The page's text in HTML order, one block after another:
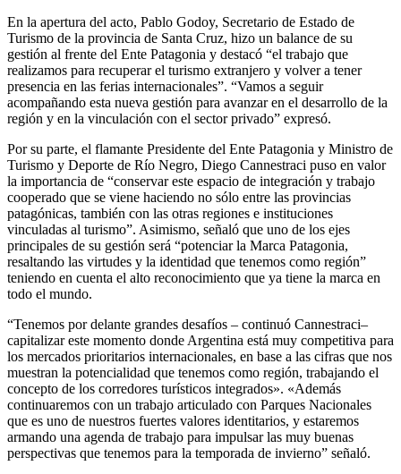
En la apertura del acto, Pablo Godoy, Secretario de Estado de
Turismo de la provincia de Santa Cruz, hizo un balance de su
gestión al frente del Ente Patagonia y destacó “el trabajo que
realizamos para recuperar el turismo extranjero y volver a tener
presencia en las ferias internacionales”. “Vamos a seguir
acompañando esta nueva gestión para avanzar en el desarrollo de la
región y en la vinculación con el sector privado” expresó.
Por su parte, el flamante Presidente del Ente Patagonia y Ministro de
Turismo y Deporte de Río Negro, Diego Cannestraci puso en valor
la importancia de “conservar este espacio de integración y trabajo
cooperado que se viene haciendo no sólo entre las provincias
patagónicas, también con las otras regiones e instituciones
vinculadas al turismo”. Asimismo, señaló que uno de los ejes
principales de su gestión será “potenciar la Marca Patagonia,
resaltando las virtudes y la identidad que tenemos como región”
teniendo en cuenta el alto reconocimiento que ya tiene la marca en
todo el mundo.
“Tenemos por delante grandes desafíos – continuó Cannestraci–
capitalizar este momento donde Argentina está muy competitiva para
los mercados prioritarios internacionales, en base a las cifras que nos
muestran la potencialidad que tenemos como región, trabajando el
concepto de los corredores turísticos integrados». «Además
continuaremos con un trabajo articulado con Parques Nacionales
que es uno de nuestros fuertes valores identitarios, y estaremos
armando una agenda de trabajo para impulsar las muy buenas
perspectivas que tenemos para la temporada de invierno” señaló.